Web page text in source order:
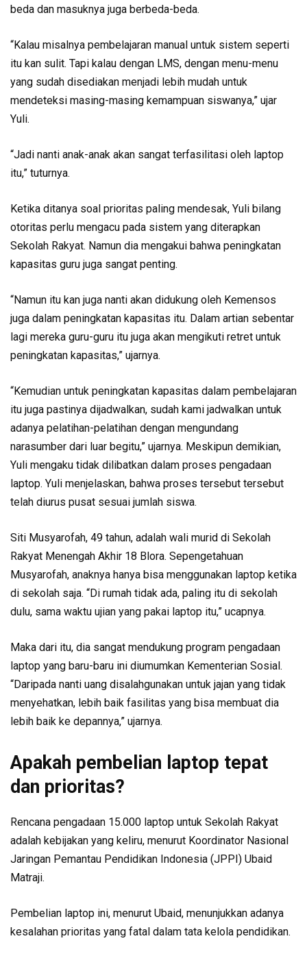
beda dan masuknya juga berbeda-beda.
“Kalau misalnya pembelajaran manual untuk sistem seperti
itu kan sulit. Tapi kalau dengan LMS, dengan menu-menu
yang sudah disediakan menjadi lebih mudah untuk
mendeteksi masing-masing kemampuan siswanya,” ujar
Yuli.
“Jadi nanti anak-anak akan sangat terfasilitasi oleh laptop
itu,” tuturnya.
Ketika ditanya soal prioritas paling mendesak, Yuli bilang
otoritas perlu mengacu pada sistem yang diterapkan
Sekolah Rakyat. Namun dia mengakui bahwa peningkatan
kapasitas guru juga sangat penting.
“Namun itu kan juga nanti akan didukung oleh Kemensos
juga dalam peningkatan kapasitas itu. Dalam artian sebentar
lagi mereka guru-guru itu juga akan mengikuti retret untuk
peningkatan kapasitas,” ujarnya.
“Kemudian untuk peningkatan kapasitas dalam pembelajaran
itu juga pastinya dijadwalkan, sudah kami jadwalkan untuk
adanya pelatihan-pelatihan dengan mengundang
narasumber dari luar begitu,” ujarnya. Meskipun demikian,
Yuli mengaku tidak dilibatkan dalam proses pengadaan
laptop. Yuli menjelaskan, bahwa proses tersebut tersebut
telah diurus pusat sesuai jumlah siswa.
Siti Musyarofah, 49 tahun, adalah wali murid di Sekolah
Rakyat Menengah Akhir 18 Blora. Sepengetahuan
Musyarofah, anaknya hanya bisa menggunakan laptop ketika
di sekolah saja. “Di rumah tidak ada, paling itu di sekolah
dulu, sama waktu ujian yang pakai laptop itu,” ucapnya.
Maka dari itu, dia sangat mendukung program pengadaan
laptop yang baru-baru ini diumumkan Kementerian Sosial.
“Daripada nanti uang disalahgunakan untuk jajan yang tidak
menyehatkan, lebih baik fasilitas yang bisa membuat dia
lebih baik ke depannya,” ujarnya.
Apakah pembelian laptop tepat
dan prioritas?
Rencana pengadaan 15.000 laptop untuk Sekolah Rakyat
adalah kebijakan yang keliru, menurut Koordinator Nasional
Jaringan Pemantau Pendidikan Indonesia (JPPI) Ubaid
Matraji.
Pembelian laptop ini, menurut Ubaid, menunjukkan adanya
kesalahan prioritas yang fatal dalam tata kelola pendidikan.